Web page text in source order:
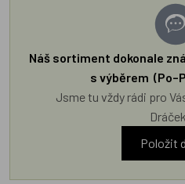
Náš sortiment dokonale
s výběrem
Jsme tu vždy rádi pro
Položit